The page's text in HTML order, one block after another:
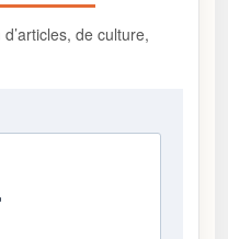
de culture,